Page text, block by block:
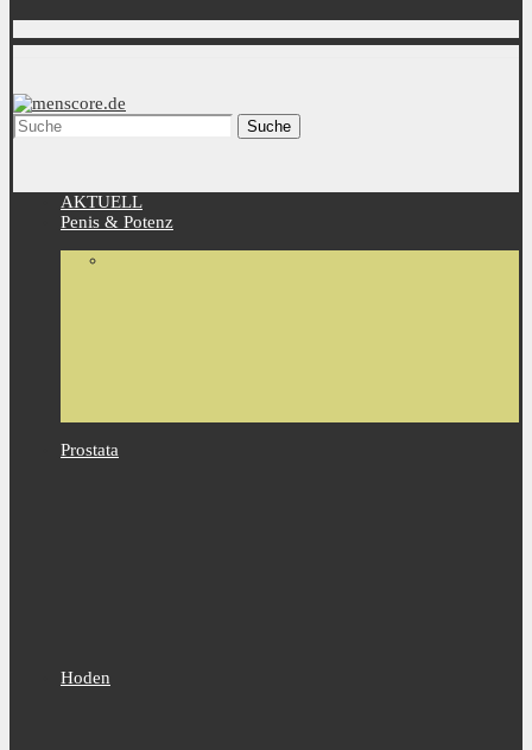
Suche
AKTUELL
Penis & Potenz
Prostata
Hoden